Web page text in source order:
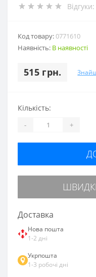
Відгуки:
Код товару:0771610
Наявність: В наявності
515 грн.
Кількість:
- +
Доставка
Нова пошта
1-2 дні
Укрпошта
1-3 робочі дні